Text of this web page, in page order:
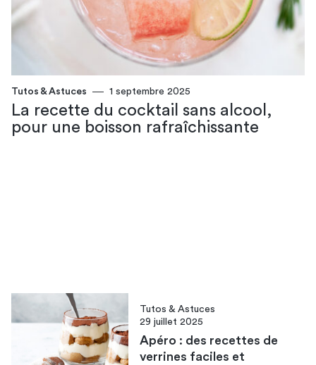
Tutos & Astuces 1 septembre 2025
La recette du cocktail sans alcool​,
pour une boisson rafraîchissante
Tutos & Astuces
29 juillet 2025
Apéro : des recettes de
verrines faciles et